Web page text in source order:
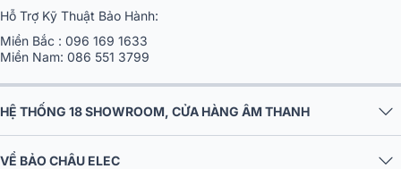
thiết kế đến chất lượng của Soulution 330. Kích thước các chiều
rộng, cao, sâu lần lượt là 430 x 490 x 142 mm và trọng lượng lên tới
30kg.
Hỗ Trợ Kỹ Thuật Bảo Hành:
Miền Bắc : 096 169 1633
Miền Nam: 086 551 3799
HỆ THỐNG 18 SHOWROOM, CỬA HÀNG ÂM THANH
VỀ BẢO CHÂU ELEC